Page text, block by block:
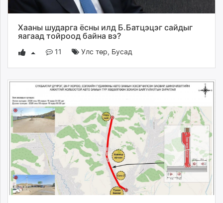
Хааны шударга ёсны илд Б.Батцэцэг сайдыг
яагаад тойроод байна вэ?
11 Улс төр, Бусад